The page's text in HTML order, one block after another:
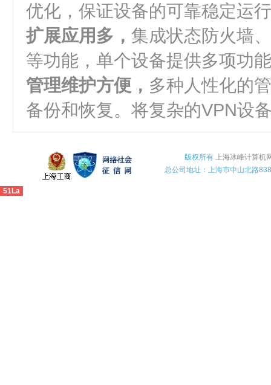
优化，保证设备的可靠稳定运
扩展应用多， 集成状态防火墙
等功能，单个设备提供多项功
管理维护方便， 多种人性化的
备份和恢复。将复杂的VPN设
版权所有 上海冰峰计算机
总公司地址：上海市中山北路
51La